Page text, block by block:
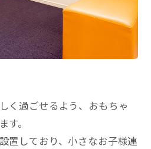
く過ごせるよう、おもちゃ
。
置しており、小さなお子様連